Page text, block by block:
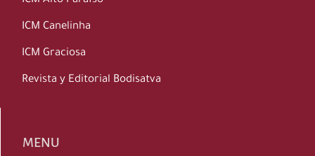
ICM Canelinha
ICM Graciosa
Revista y Editorial Bodisatva
MENU